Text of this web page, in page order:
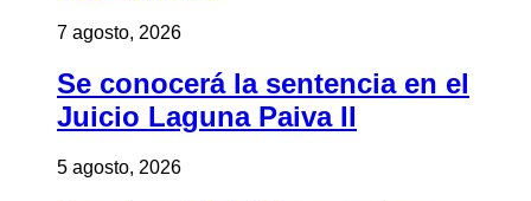
7 agosto, 2026
Se conocerá la sentencia en el
Juicio Laguna Paiva II
5 agosto, 2026